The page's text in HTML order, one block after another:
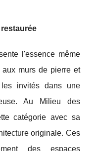
l'essence même
murs de pierre et
les invités dans une
Au Milieu des
catégorie avec sa
originale. Ces
des espaces